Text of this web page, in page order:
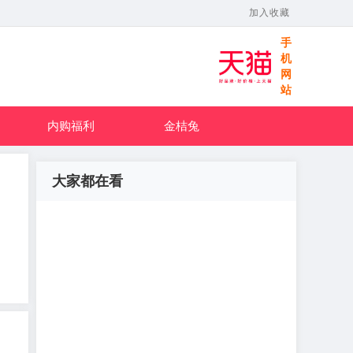
加入收藏
手
机
网
站
内购福利 金桔兔
大家都在看